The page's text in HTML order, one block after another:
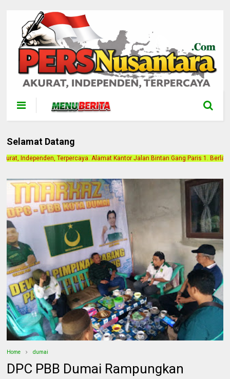
Selamat Datang
Kantor Jalan Bintan Gang Paris 1. Berlangganan Iklan Hubungi ke Contact
Home dumai
DPC PBB Dumai Rampungkan